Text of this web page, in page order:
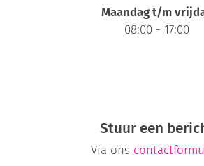
Maandag t/m
08:00 - 17:00
Stuur een
Via ons